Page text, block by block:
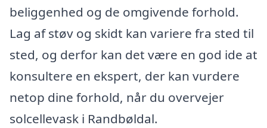
beliggenhed og de omgivende forhold.
Lag af støv og skidt kan variere fra sted til
sted, og derfor kan det være en god ide at
konsultere en ekspert, der kan vurdere
netop dine forhold, når du overvejer
solcellevask i Randbøldal.